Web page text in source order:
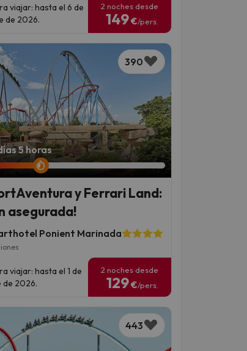
viajar: hasta el 6 de
de 2026.
2 noches desde
149€/pers.
390
5 horas
y Ferrari Land:
asegurada!
Ponient Marinada
viajar: hasta el 1 de
de 2026.
2 noches desde
129€/pers.
443